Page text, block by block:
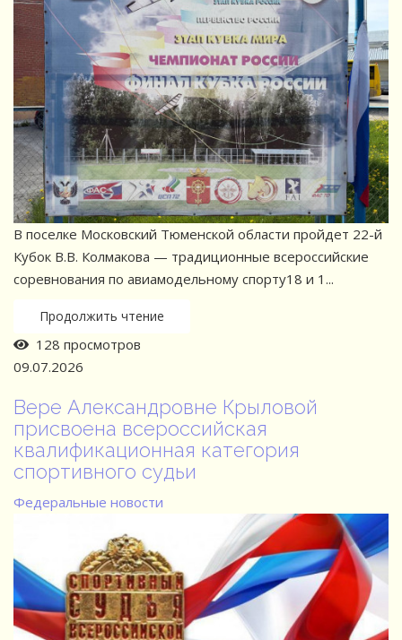
В поселке Московский Тюменской области пройдет 22-й
Кубок В.В. Колмакова — традиционные всероссийские
соревнования по авиамодельному спорту18 и 1...
Продолжить чтение
128 просмотров
09.07.2026
Вере Александровне Крыловой
присвоена всероссийская
квалификационная категория
спортивного судьи
Федеральные новости